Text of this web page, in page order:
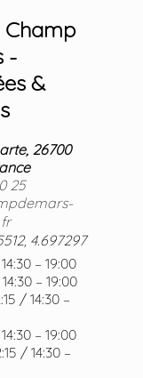
Champ
-
&
26700
25
4.697297
– 19:00
– 19:00
/ 14:30 –
– 19:00
/ 14:30 –